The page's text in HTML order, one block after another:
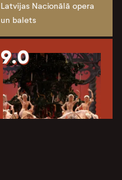
Latvijas Nacionālā opera
un balets
9.0